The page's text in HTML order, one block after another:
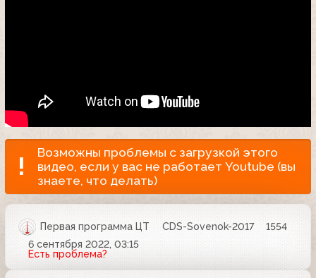
Возможны проблемы с загрузкой этого
видео, если у вас не работает Youtube (вы
знаете, что делать)
Первая программа ЦТ CDS-Sovenok-2017
1554
6 сентября 2022, 03:15
Есть проблема?